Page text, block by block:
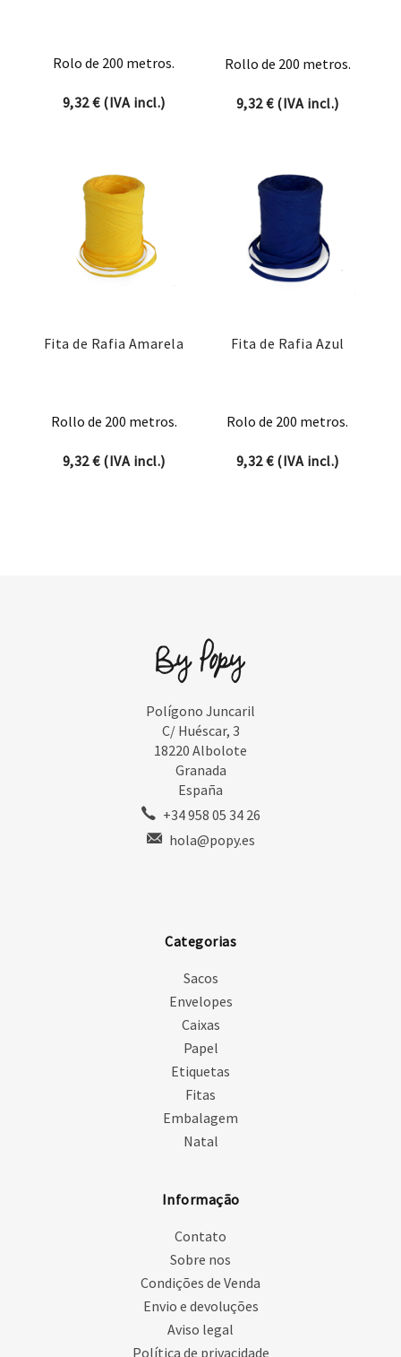
Rolo de 200 metros.
9,32€(IVA incl.)
Rollo de 200 metros.
9,32€(IVA incl.)
Fita de Rafia Amarela
Rollo de 200 metros.
9,32€(IVA incl.)
Fita de Rafia Azul
Rolo de 200 metros.
9,32€(IVA incl.)
Polígono Juncaril
C/ Huéscar, 3
18220 Albolote
Granada
España
+34 958 05 34 26
hola@popy.es
Categorias
Sacos
Envelopes
Caixas
Papel
Etiquetas
Fitas
Embalagem
Natal
Informação
Contato
Sobre nos
Condições de Venda
Envio e devoluções
Aviso legal
Política de privacidade